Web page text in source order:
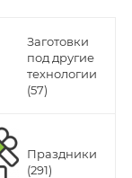
Заготовки
под другие
технологии
(57)
Праздники
(291)